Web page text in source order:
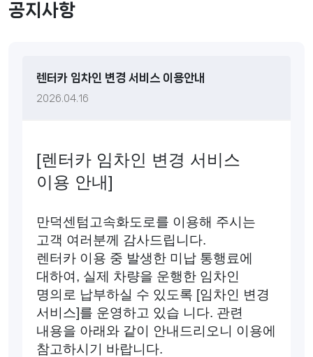
공지사항
렌터카 임차인 변경 서비스 이용안내
2026.04.16
[렌터카 임차인 변경 서비스
이용 안내]
만덕센텀고속화도로를 이용해 주시는
고객 여러분께 감사드립니다.
렌터카 이용 중 발생한 미납 통행료에
대하여, 실제 차량을 운행한 임차인
명의로 납부하실 수 있도록 [임차인 변경
서비스]를 운영하고 있습 니다. 관련
내용을 아래와 같이 안내드리오니 이용에
참고하시기 바랍니다.